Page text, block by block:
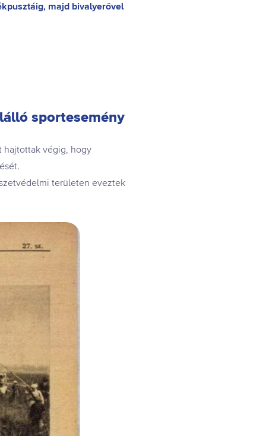
majd bivalyerővel
sportesemény
hajtottak végig, hogy
területen eveztek